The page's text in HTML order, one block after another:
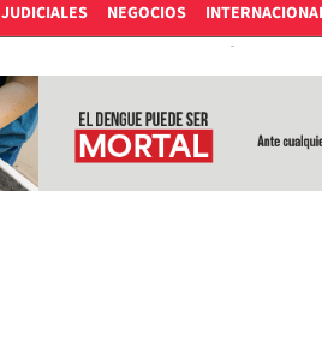
JUDICIALES NEGOCIOS